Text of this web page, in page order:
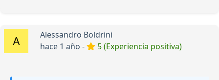
Alessandro Boldrini
hace 1 año -
5 (Experiencia positiva)